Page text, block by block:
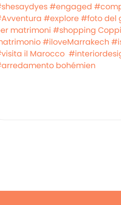
#engaged
#explore#foto del
matrimoni #shopping
#iloveMarrakech
il Marocco
bohémien